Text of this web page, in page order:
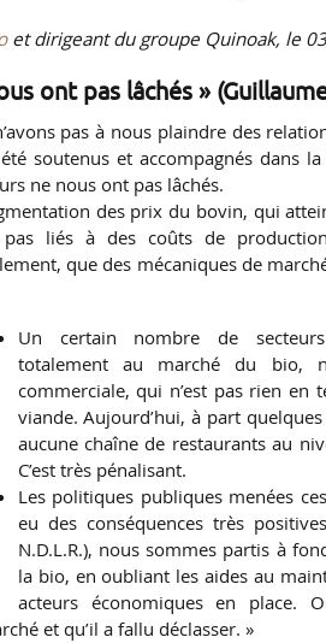
et dirigeant du groupe Quinoak, le
ont pas lâchés »
pas à nous plaindre des
soutenus et accompagnés dans
ne nous ont pas lâchés.
des prix du bovin, qui
liés à des coûts de
que des mécaniques de
Un certain nombre de
totalement au marché du bio,
commerciale, qui n’est pas rien en
viande. Aujourd’hui, à part
aucune chaîne de restaurants au
C’est très pénalisant.
Les politiques publiques menées
eu des conséquences très
N.D.L.R.), nous sommes partis à
la bio, en oubliant les aides au
acteurs économiques en place.
et qu’il a fallu déclasser. »